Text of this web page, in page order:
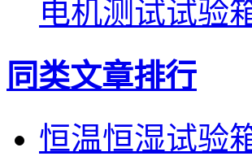
电机测试试验
同类文章排行
恒温恒湿试验